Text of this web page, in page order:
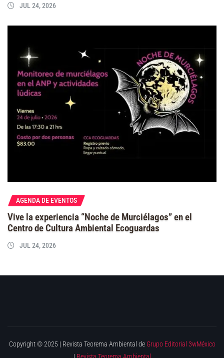
JUL 24, 2026
AGENDA DE EVENTOS
Vive la experiencia “Noche de Murciélagos” en el
Centro de Cultura Ambiental Ecoguardas
JUL 24, 2026
Copyright © 2025 | Revista Teorema Ambiental de Grupo Editorial 3wMéxico